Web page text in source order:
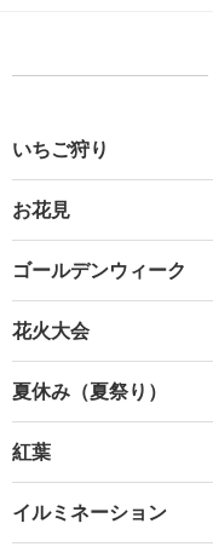
いちご狩り
お花見
ゴールデンウィーク
花火大会
夏休み（夏祭り）
紅葉
イルミネーション